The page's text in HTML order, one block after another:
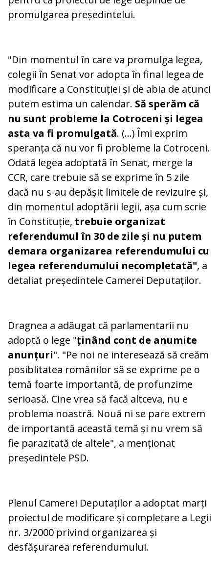
promulgarea președintelui.
"Din momentul în care va promulga legea,
colegii în Senat vor adopta în final legea de
modificare a Constituției și de abia de atunci
putem estima un calendar. Să sperăm că
nu sunt probleme la Cotroceni și legea
asta va fi promulgată. (...) Îmi exprim
speranța că nu vor fi probleme la Cotroceni.
Odată legea adoptată în Senat, merge la
CCR, care trebuie să se exprime în 5 zile
dacă nu s-au depășit limitele de revizuire și,
din momentul adoptării legii, așa cum scrie
în Constituție, trebuie organizat
referendumul în 30 de zile și nu putem
demara organizarea referendumului cu
legea referendumului necompletată", a
detaliat președintele Camerei Deputaților.
Dragnea a adăugat că parlamentarii nu
adoptă o lege "ținând cont de anumite
anunțuri". "Pe noi ne interesează să creăm
posiblitatea românilor să se exprime pe o
temă foarte importantă, de profunzime
serioasă. Cine vrea să facă altceva, nu e
problema noastră. Nouă ni se pare extrem
de importantă această temă și nu vrem să
fie parazitată de altele", a menționat
președintele PSD.
Plenul Camerei Deputaților a adoptat marți
proiectul de modificare și completare a Legii
nr. 3/2000 privind organizarea și
desfășurarea referendumului.